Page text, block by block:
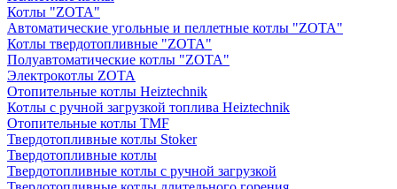
Котлы "ZOTA"
Автоматические угольные и пеллетные котлы "ZOTA"
Котлы твердотопливные "ZOTA"
Полуавтоматические котлы "ZOTA"
Электрокотлы ZOTA
Отопительные котлы Heiztechnik
Котлы с ручной загрузкой топлива Heiztechnik
Отопительные котлы TMF
Твердотопливные котлы Stoker
Твердотопливные котлы
Твердотопливные котлы с ручной загрузкой